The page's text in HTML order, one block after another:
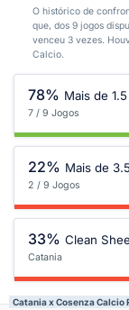
O histórico de
que, dos 9 jogos
venceu 3 vezes.
Calcio.
78% Mais de 1.5
7 / 9 Jogos
22% Mais de 3.5
2 / 9 Jogos
33% Clean
Catania
Catania x Cosenza